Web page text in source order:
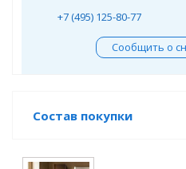
+7 (495) 125-80-77
Сообщить о
Состав покупки